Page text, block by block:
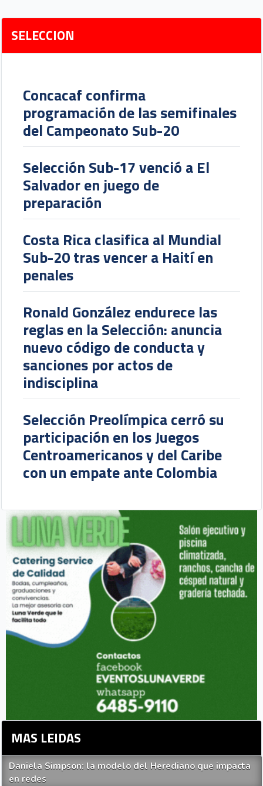
SELECCION
Concacaf confirma
programación de las semifinales
del Campeonato Sub-20
Selección Sub-17 venció a El
Salvador en juego de
preparación
Costa Rica clasifica al Mundial
Sub-20 tras vencer a Haití en
penales
Ronald González endurece las
reglas en la Selección: anuncia
nuevo código de conducta y
sanciones por actos de
indisciplina
Selección Preolímpica cerró su
participación en los Juegos
Centroamericanos y del Caribe
con un empate ante Colombia
MAS LEIDAS
Daniela Simpson: la modelo del Herediano que impacta
en redes